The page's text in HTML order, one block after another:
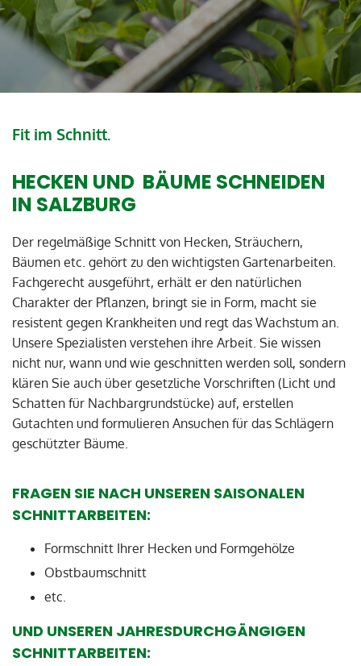
Fit im Schnitt.
HECKEN UND BÄUME SCHNEIDEN
IN SALZBURG
Der regelmäßige Schnitt von Hecken, Sträuchern,
Bäumen etc. gehört zu den wichtigsten Gartenarbeiten.
Fachgerecht ausgeführt, erhält er den natürlichen
Charakter der Pflanzen, bringt sie in Form, macht sie
resistent gegen Krankheiten und regt das Wachstum an.
Unsere Spezialisten verstehen ihre Arbeit. Sie wissen
nicht nur, wann und wie geschnitten werden soll, sondern
klären Sie auch über gesetzliche Vorschriften (Licht und
Schatten für Nachbargrundstücke) auf, erstellen
Gutachten und formulieren Ansuchen für das Schlägern
geschützter Bäume.
FRAGEN SIE NACH UNSEREN SAISONALEN
SCHNITTARBEITEN:
Formschnitt Ihrer Hecken und Formgehölze
Obstbaumschnitt
etc.
UND UNSEREN JAHRESDURCHGÄNGIGEN
SCHNITTARBEITEN: